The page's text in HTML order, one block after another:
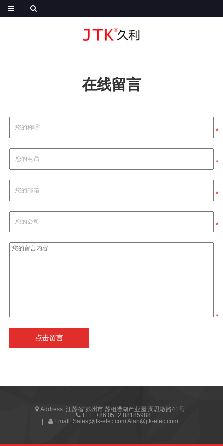
在线留言
*
*
*
*
*
Address: 江苏省 苏州市 苏相漕湖产业园 周思墩路41号
TEL: +86 0512 88185988
Emall: Sales@jtk-elec.com Alan@jtk-elec.com